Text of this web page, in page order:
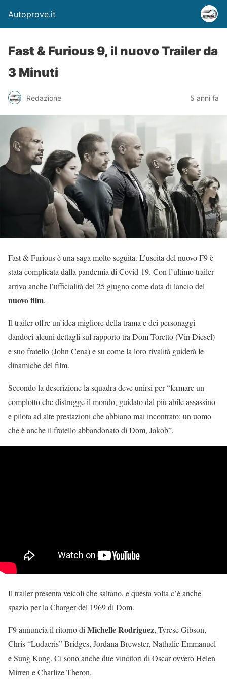
Autoprove.it
Fast & Furious 9, il nuovo Trailer da
3 Minuti
Redazione 5 anni fa
Fast & Furious è una saga molto seguita. L’uscita del nuovo F9 è
stata complicata dalla pandemia di Covid-19. Con l’ultimo trailer
arriva anche l’ufficialità del 25 giugno come data di lancio del
nuovo film.
Il trailer offre un’idea migliore della trama e dei personaggi
dandoci alcuni dettagli sul rapporto tra Dom Toretto (Vin Diesel)
e suo fratello (John Cena) e su come la loro rivalità guiderà le
dinamiche del film.
Secondo la descrizione la squadra deve unirsi per “fermare un
complotto che distrugge il mondo, guidato dal più abile assassino
e pilota ad alte prestazioni che abbiano mai incontrato: un uomo
che è anche il fratello abbandonato di Dom, Jakob”.
Il trailer presenta veicoli che saltano, e questa volta c’è anche
spazio per la Charger del 1969 di Dom.
F9 annuncia il ritorno di Michelle Rodriguez, Tyrese Gibson,
Chris “Ludacris” Bridges, Jordana Brewster, Nathalie Emmanuel
e Sung Kang. Ci sono anche due vincitori di Oscar ovvero Helen
Mirren e Charlize Theron.